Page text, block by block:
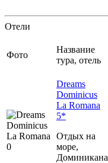
Отели
Фото
Название
тура, отель
Dreams
Dominicus
La Romana
5*
Отдых на
море,
Доминиканa